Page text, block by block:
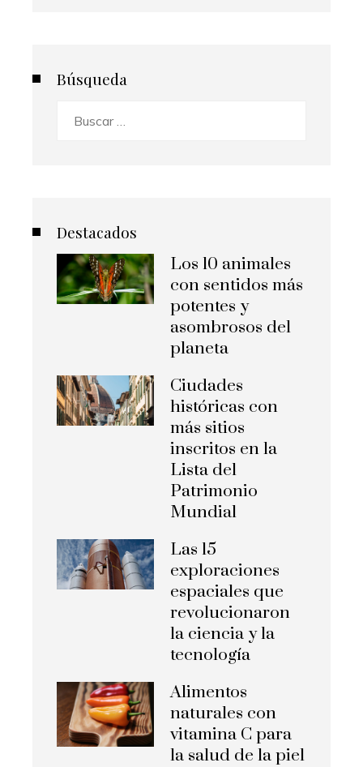
Búsqueda
Destacados
Los 10 animales
con sentidos más
potentes y
asombrosos del
planeta
Ciudades
históricas con
más sitios
inscritos en la
Lista del
Patrimonio
Mundial
Las 15
exploraciones
espaciales que
revolucionaron
la ciencia y la
tecnología
Alimentos
naturales con
vitamina C para
la salud de la piel